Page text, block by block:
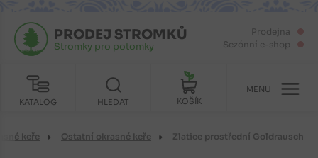
Prodejna
Sezónní e-shop
KATALOG
PRODEJ STROMKŮ
Stromky pro potomky
HLEDAT KOŠÍK
MENU
keře Ostatní okrasné keře Zlatice prostřední Goldrausch